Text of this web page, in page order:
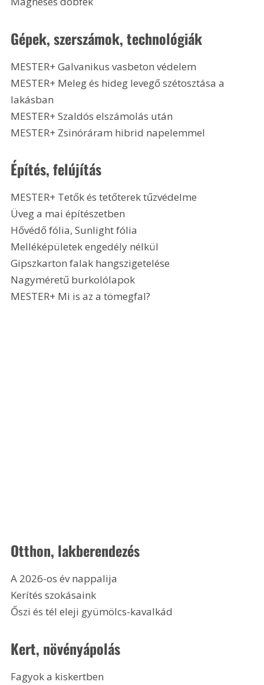
Gépek, szerszámok, technológiák
MESTER+ Galvanikus vasbeton védelem
MESTER+ Meleg és hideg levegő szétosztása a
lakásban
MESTER+ Szaldós elszámolás után
MESTER+ Zsinóráram hibrid napelemmel
Építés, felújítás
MESTER+ Tetők és tetőterek tűzvédelme
Üveg a mai építészetben
Hővédő fólia, Sunlight fólia
Melléképületek engedély nélkül
Gipszkarton falak hangszigetelése
Nagyméretű burkolólapok
MESTER+ Mi is az a tömegfal?
Otthon, lakberendezés
A 2026-os év nappalija
Kerítés szokásaink
Őszi és tél eleji gyümölcs-kavalkád
Kert, növényápolás
Fagyok a kiskertben